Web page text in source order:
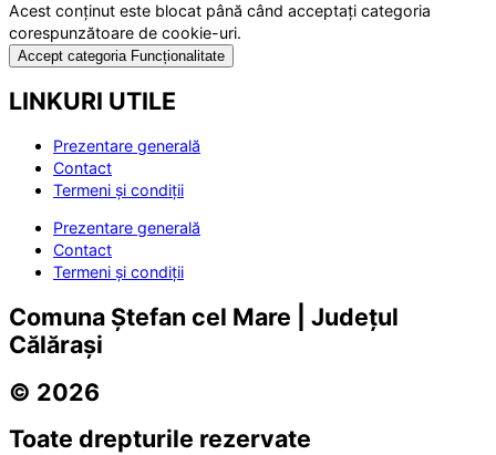
Acest conținut este blocat până când acceptați categoria
corespunzătoare de cookie-uri.
Accept categoria Funcționalitate
LINKURI UTILE
Prezentare generală
Contact
Termeni și condiții
Prezentare generală
Contact
Termeni și condiții
Comuna Ștefan cel Mare | Județul
Călărași
© 2026
Toate drepturile rezervate